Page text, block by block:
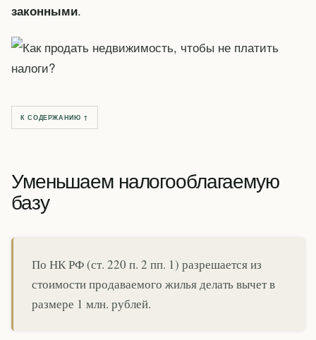
законными.
К СОДЕРЖАНИЮ ↑
Уменьшаем налогооблагаемую
базу
По НК РФ (ст. 220 п. 2 пп. 1) разрешается из
стоимости продаваемого жилья делать вычет в
размере 1 млн. рублей.